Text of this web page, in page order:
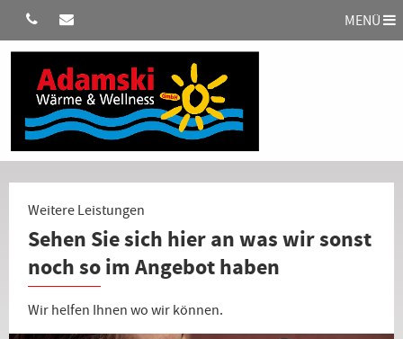
MENÜ
Weitere Leistungen
Sehen Sie sich hier an was wir sonst
noch so im Angebot haben
Wir helfen Ihnen wo wir können.